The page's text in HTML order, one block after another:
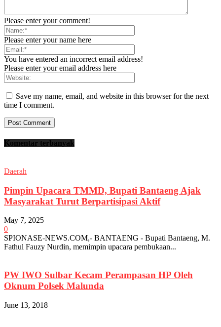
Please enter your comment!
Please enter your name here
You have entered an incorrect email address!
Please enter your email address here
Save my name, email, and website in this browser for the next
time I comment.
Komentar terbanyak
Daerah
Pimpin Upacara TMMD, Bupati Bantaeng Ajak
Masyarakat Turut Berpartisipasi Aktif
May 7, 2025
0
SPIONASE-NEWS.COM,- BANTAENG - Bupati Bantaeng, M.
Fathul Fauzy Nurdin, memimpin upacara pembukaan...
PW IWO Sulbar Kecam Perampasan HP Oleh
Oknum Polsek Malunda
June 13, 2018